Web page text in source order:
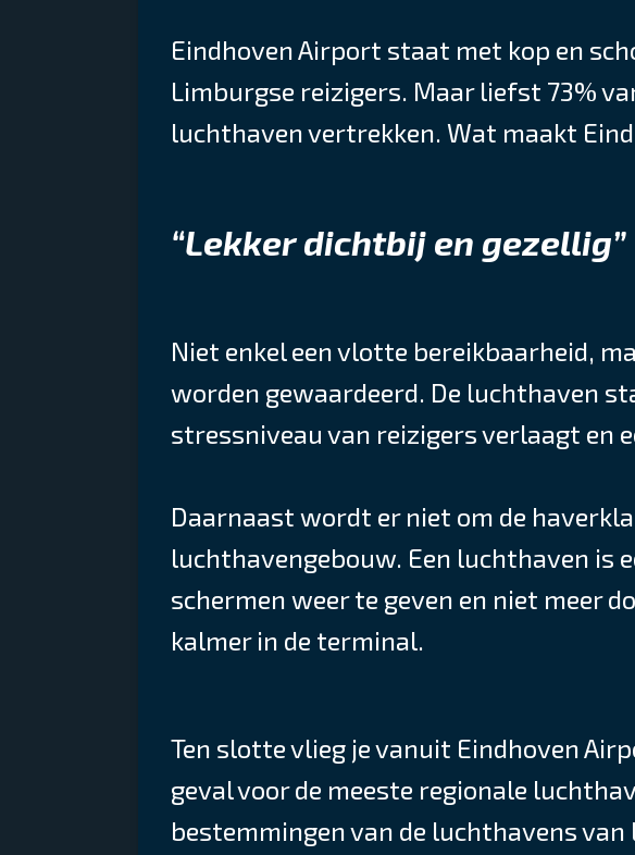
Eindhoven Airport staat met kop en
Limburgse reizigers. Maar liefst 73%
luchthaven vertrekken. Wat maakt
“Lekker dichtbij en gezellig”
Niet enkel een vlotte bereikbaarheid,
worden gewaardeerd. De luchthaven
stressniveau van reizigers verlaagt en
Daarnaast wordt er niet om de
luchthavengebouw. Een luchthaven is
schermen weer te geven en niet meer
kalmer in de terminal.
Ten slotte vlieg je vanuit Eindhoven
geval voor de meeste regionale
bestemmingen van de luchthavens